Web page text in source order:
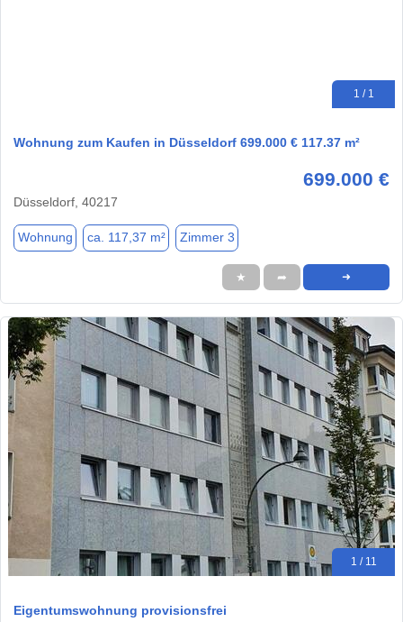
1 / 1
Wohnung zum Kaufen in Düsseldorf 699.000 € 117.37 m²
699.000 €
Düsseldorf, 40217
Wohnung ca. 117,37 m² Zimmer 3
★ ➦ ➜
1 / 11
Eigentumswohnung provisionsfrei